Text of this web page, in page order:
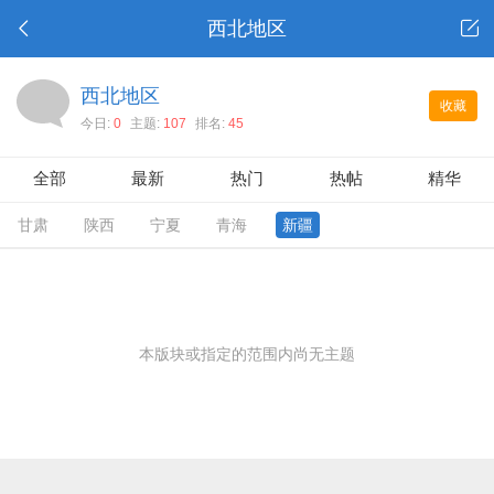
西北地区
收藏
西北地区
今日: 0 主题: 107 排名: 45
全部 最新 热门 热帖 精华
甘肃 陕西 宁夏 青海 新疆
本版块或指定的范围内尚无主题